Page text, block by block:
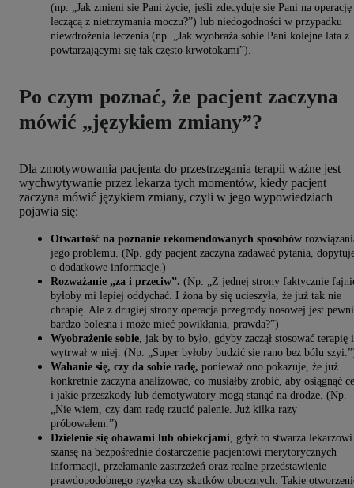
(np. „Jak zmieni się Pani życie, jeśli zdecyduje się Pani na operację
leczącą z nietrzymania moczu?”) lub niedogodności w przypadku
niewdrożenia leczenia (np. „Jak wyobraża sobie Pani kolejne lata z
powtarzającymi się tak często krwotokami”).
Po czym poznać, że pacjent zaczyna
mówić „językiem zmiany”?
Dla zmotywowania pacjenta do przestrzegania terapii ważne jest
wychwytywanie przez lekarza tych momentów, kiedy pacjent
zaczyna mówić językiem zmiany, czyli w jego wypowiedziach
pojawia się:
Otwartość na poznanie rekomendowanych sposobów
jego problemu. (Np. gdy pacjent zaczyna zadawać pytania,
o dodatkowe informacje.)
Rozważanie „za i przeciw”. (Np. „Z jednej strony faktycznie
byłoby mi lepiej oddychać. I żona by się ucieszyła, że już tak nie
chrapię. Ale z drugiej strony operacja przegrody nosowej jest
bardzo bolesna i może mieć powikłania, prawda?”)
Wyobrażenie sobie, jak by to było, gdyby zaczął stosować terapię i
wytrwał w niej. (Np. „Super byłoby budzić się rano bez bólu
Wahanie się, czy da sobie radę, ponieważ ono pokazuje, że już
konkretnie zaczyna analizować, co musiałby zrobić, aby osiągnąć
i jakie przeszkody lub demotywatory mogą stanąć na drodze. (Np.
„Nie wiem, czy dam radę rzucić palenie. Już kilka razy
próbowałem.”)
Dzielenie się obawami lub obiekcjami, gdyż to stwarza lekarzowi
szansę na bezpośrednie dostarczenie pacjentowi merytorycznych
informacji, przełamanie zastrzeżeń oraz realne przedstawienie
prawdopodobnego ryzyka czy skutków obocznych. Takie